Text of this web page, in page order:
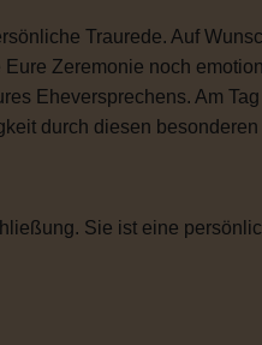
Traurede. Auf
Zeremonie noch
Eheversprechens. Am
durch diesen besonderen
Sie ist eine